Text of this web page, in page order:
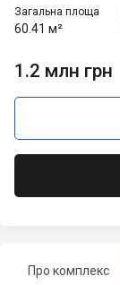
Про комплекс
Загальна площа
60.41 м²
1.2 млн грн